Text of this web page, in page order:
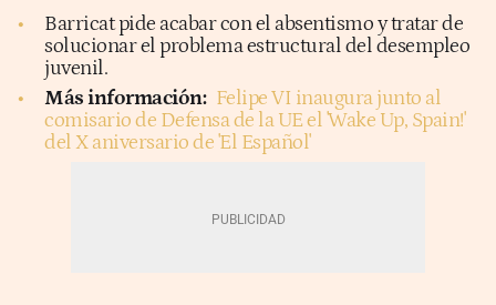
Barricat pide acabar con el absentismo y tratar de
solucionar el problema estructural del desempleo
juvenil.
Más información: Felipe VI inaugura junto al
comisario de Defensa de la UE el 'Wake Up, Spain!'
del X aniversario de 'El Español'